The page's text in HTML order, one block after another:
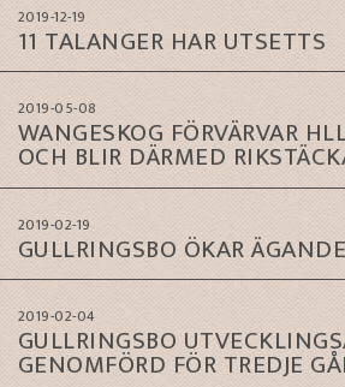
2019-12-19
11 TALANGER HAR UTSETTS
2019-05-08
WANGESKOG FÖRVÄRVAR
OCH BLIR DÄRMED
2019-02-19
GULLRINGSBO ÖKAR
2019-02-04
GULLRINGSBO
GENOMFÖRD FÖR TREDJE